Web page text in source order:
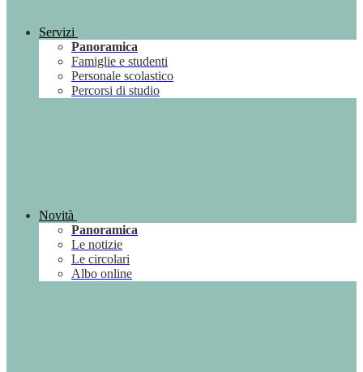
Servizi
Panoramica
Famiglie e studenti
Personale scolastico
Percorsi di studio
Novità
Panoramica
Le notizie
Le circolari
Albo online